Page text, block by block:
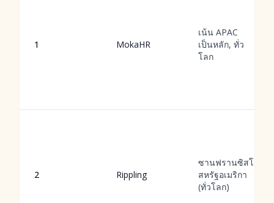
1 MokaHR
เน้น APAC
เป็นหลัก, ทั่ว
โลก
2 Rippling
ซานฟรานซิสโก,
สหรัฐอเมริกา
(ทั่วโลก)